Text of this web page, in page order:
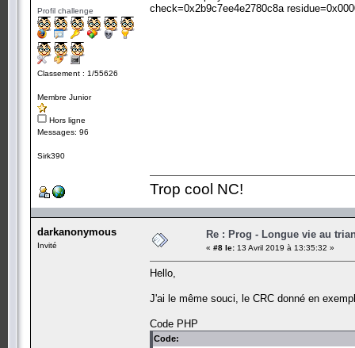
Profil challenge
Classement : 1/55626
Membre Junior
Hors ligne
Messages: 96
Sirk390
check=0x2b9c7ee4e2780c8a
Trop cool NC!
darkanonymous
Invité
Re : Prog - Longue vie au
« #8 le: 13 Avril 2019 à 13:35:32 »
Hello,
J'ai le même souci, le CRC donné en
Code PHP
Code: